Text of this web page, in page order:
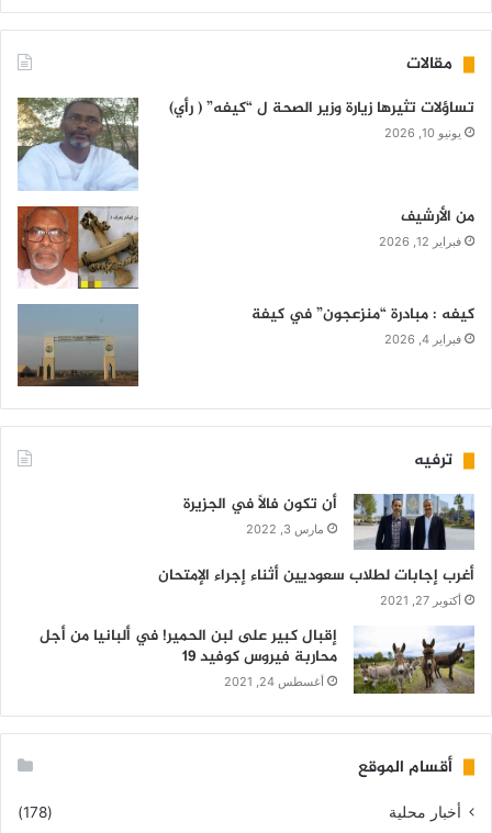
مقالات
تساؤلات تثيرها زيارة وزير الصحة ل “كيفه” ( رأي)
يونيو 10, 2026
من الأرشيف
فبراير 12, 2026
كيفه : مبادرة “منزعجون” في كيفة
فبراير 4, 2026
ترفيه
أن تكون فالاً في الجزيرة
مارس 3, 2022
أغرب إجابات لطلاب سعوديين أثناء إجراء الإمتحان
أكتوبر 27, 2021
إقبال كبير على لبن الحمير! في ألبانيا من أجل
محاربة فيروس كوفيد 19
أغسطس 24, 2021
أقسام الموقع
أخبار محلية
(178)